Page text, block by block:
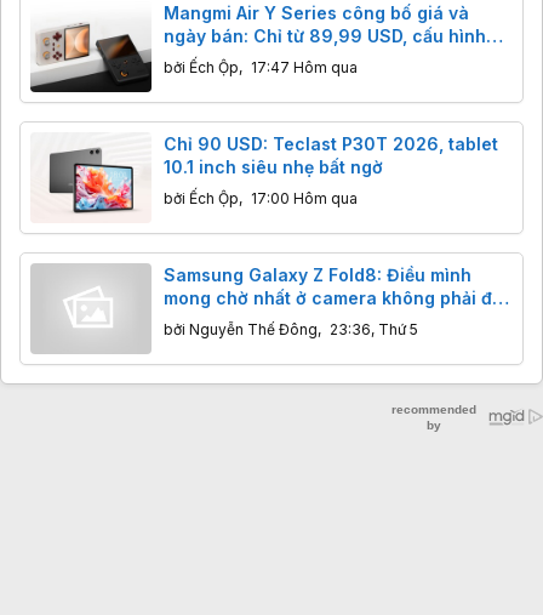
Mangmi Air Y Series công bố giá và
ngày bán: Chỉ từ 89,99 USD, cấu hình
vượt trội đối thủ
bởi Ếch Ộp, 17:47 Hôm qua
Chỉ 90 USD: Teclast P30T 2026, tablet
10.1 inch siêu nhẹ bất ngờ
bởi Ếch Ộp, 17:00 Hôm qua
Samsung Galaxy Z Fold8: Điều mình
mong chờ nhất ở camera không phải độ
phân giải
bởi Nguyễn Thế Đông, 23:36, Thứ 5